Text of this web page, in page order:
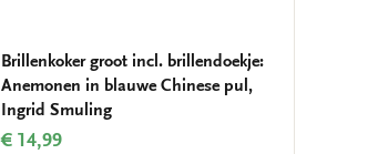
Brillenkoker groot incl. brillendoekje:
Anemonen in blauwe Chinese pul,
Ingrid Smuling
€ 14,99